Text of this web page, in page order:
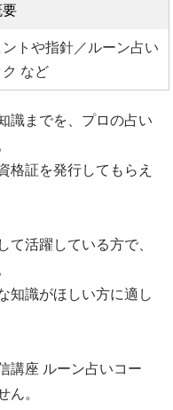
要
トや指針／ルーン占い
など
識までを、プロの占い
格証を発行してもらえ
て活躍している方で、
知識がほしい方に適し
講座 ルーン占いコー
ん。